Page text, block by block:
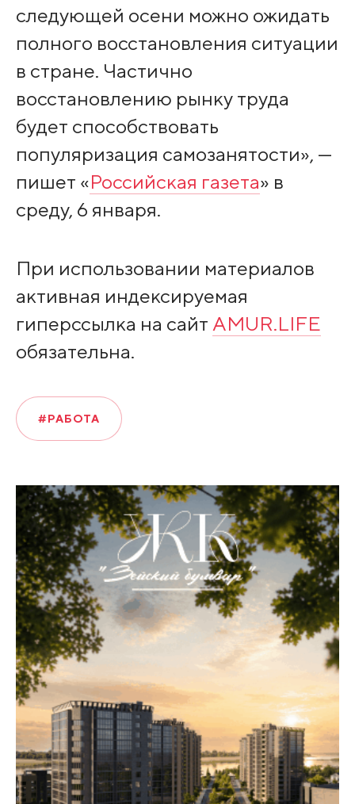
следующей осени можно ожидать
полного восстановления ситуации
в стране. Частично
восстановлению рынку труда
будет способствовать
популяризация самозанятости», —
пишет «Российская газета» в
среду, 6 января.
При использовании материалов
активная индексируемая
гиперссылка на сайт AMUR.LIFE
обязательна.
#РАБОТА